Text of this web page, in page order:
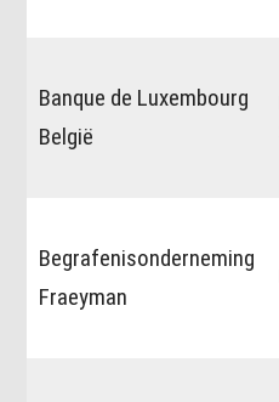
Banque de Luxembourg
België
Begrafenisonderneming
Fraeyman